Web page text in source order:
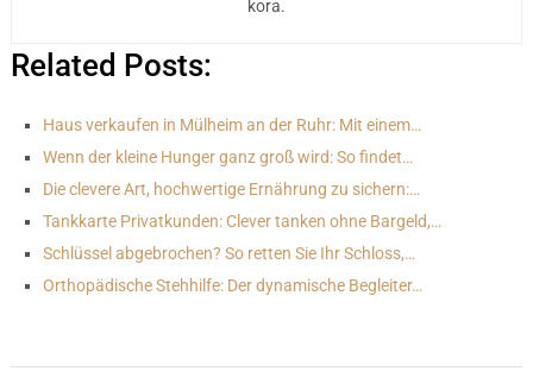
kora.
Related Posts:
Haus verkaufen in Mülheim an der Ruhr: Mit einem…
Wenn der kleine Hunger ganz groß wird: So findet…
Die clevere Art, hochwertige Ernährung zu sichern:…
Tankkarte Privatkunden: Clever tanken ohne Bargeld,…
Schlüssel abgebrochen? So retten Sie Ihr Schloss,…
Orthopädische Stehhilfe: Der dynamische Begleiter…